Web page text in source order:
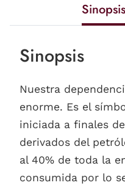
Sinopsis
Sinopsis
Nuestra
enorme. Es el
iniciada a finales
derivados del
al 40% de toda la
consumida por lo